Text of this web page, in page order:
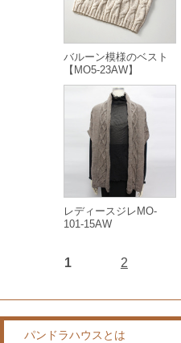
バルーン模様のベスト
【MO5-23AW】
レディースジレMO-
101-15AW
1 2
パンドラハウスとは